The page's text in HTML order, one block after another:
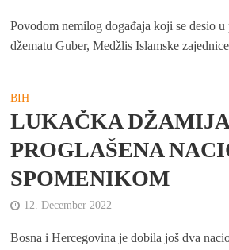
Povodom nemilog događaja koji se desio
džematu Guber, Medžlis Islamske
BIH
LUKAČKA
PROGLAŠENA
SPOMENIKOM
12. December 2022
Bosna i Hercegovina je dobila još dva